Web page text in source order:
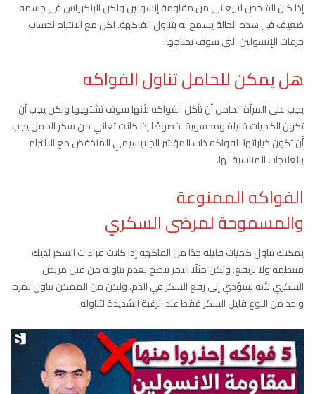
إذا كان الشخص لا يعاني من مقاومة إنسولين ولكن البنكرياس في جسمه
ضعيف في هذه الحالة يسمح له بتناول الفاكهة. لكن مع الانتباه لحساب
جرعات الإنسولين التي سوف يحتاجها.
هل يمكن للحامل تناول الفواكه
يجب على المرأة الحامل أن تأكل الفواكه لأنها سوف تشتهيها ولكن يجب أن
تكون الكميات قليلة ومحسوبة. خصوصًا إذا كانت تعاني من سكر الحمل يجب
أن تكون خياراتها للفواكه ذات المؤشر الجلايسيمي المنخفض مع الالتزام
بالعلاجات المناسبة لها.
الفواكه الممنوعة
والمسموحة لمرضى السكري
يمكنك تناول كميات قليلة جدًا من الفاكهة إذا كانت قراءات السكر لديك
منتظمة ولا ترتفع. ولكن مثلًا التمر ينصح بعدم تناوله من قبل مريض
السكري لأنه سيؤدي إلى رفع السكر في الدم. ولكن من الممكن تناول تمرة
واحد من النوع قليل السكر فقط عند الرغبة الشديدة لتناوله.